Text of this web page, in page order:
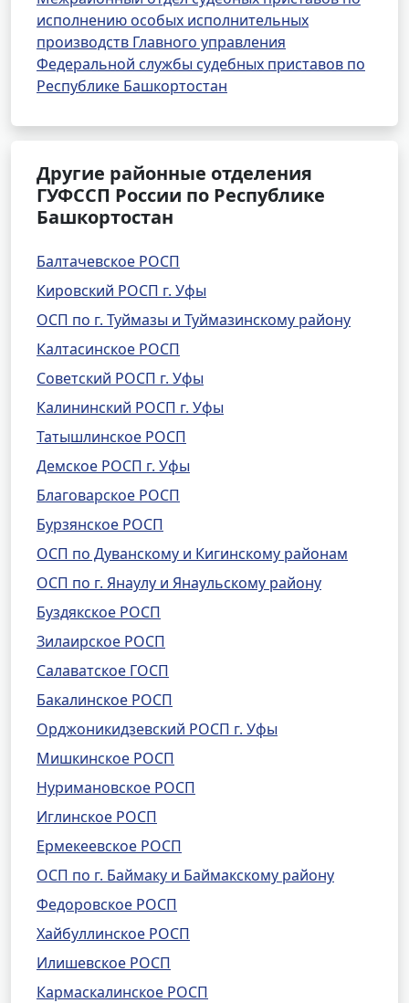
исполнению особых исполнительных
производств Главного управления
Федеральной службы судебных приставов по
Республике Башкортостан
Другие районные отделения
ГУФССП России по Республике
Башкортостан
Балтачевское РОСП
Кировский РОСП г. Уфы
ОСП по г. Туймазы и Туймазинскому району
Калтасинское РОСП
Советский РОСП г. Уфы
Калининский РОСП г. Уфы
Татышлинское РОСП
Демское РОСП г. Уфы
Благоварское РОСП
Бурзянское РОСП
ОСП по Дуванскому и Кигинскому районам
ОСП по г. Янаулу и Янаульскому району
Буздякское РОСП
Зилаирское РОСП
Салаватское ГОСП
Бакалинское РОСП
Орджоникидзевский РОСП г. Уфы
Мишкинское РОСП
Нуримановское РОСП
Иглинское РОСП
Ермекеевское РОСП
ОСП по г. Баймаку и Баймакскому району
Федоровское РОСП
Хайбуллинское РОСП
Илишевское РОСП
Кармаскалинское РОСП